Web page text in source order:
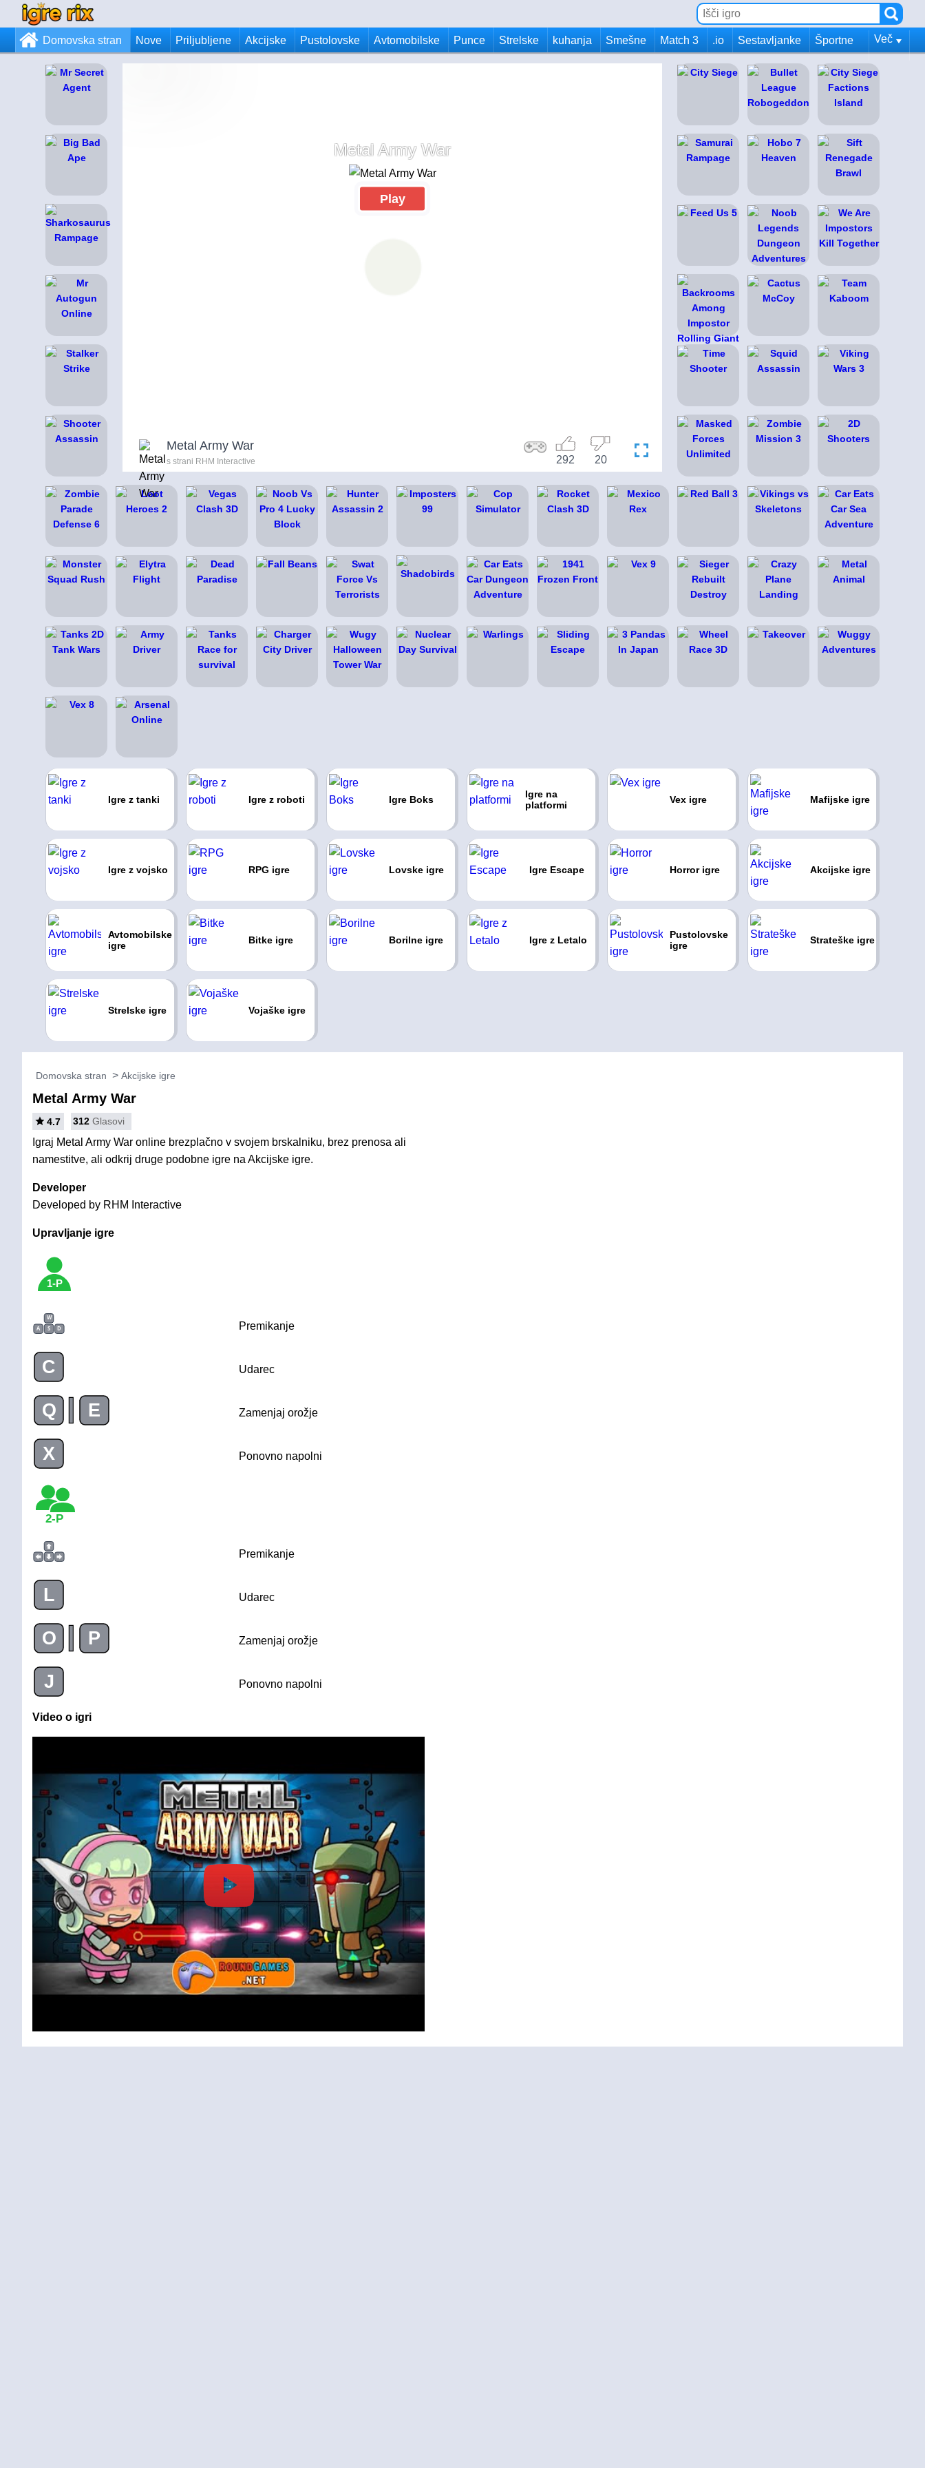
Domovska stran Nove Priljubljene Akcijske Pustolovske Avtomobilske Punce Strelske kuhanja Smešne Match 3 .io Sestavljanke Športne Več
Metal Army War
Play
Metal Army War
s strani RHM Interactive 20
292
Igre z tanki Igre z roboti Igre Boks
Igre na
platformi
Vex igre Mafijske igre
Igre z vojsko RPG igre Lovske igre Igre Escape Horror igre Akcijske igre
Avtomobilske
igre
Bitke igre Borilne igre Igre z Letalo
Pustolovske
igre
Strateške igre
Strelske igre Vojaške igre
Domovska stran Akcijske igre
Metal Army War
4.7 312 Glasovi
Igraj Metal Army War online brezplačno v svojem brskalniku, brez prenosa ali
namestitve, ali odkrij druge podobne igre na Akcijske igre.
Developer
Developed by RHM Interactive
Upravljanje igre
1-P
W
A
S D Premikanje
C Udarec
Q | E Zamenjaj orožje
X Ponovno napolni
2-P
Premikanje
L Udarec
O | P Zamenjaj orožje
J Ponovno napolni
Video o igri